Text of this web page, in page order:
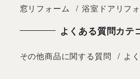
窓リフォーム
浴室ドアリフ
よくある質問カテ
その他商品に関する質問 よ